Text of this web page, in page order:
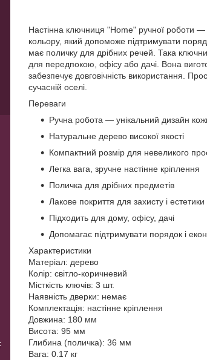
Настінна ключниця "Home" ручної роботи —
кольору, який допоможе підтримувати
має поличку для дрібних речей. Така
для передпокою, офісу або дачі. Вона
забезпечує довговічність використання.
сучасній оселі.
Переваги
Ручна робота — унікальний дизайн
Натуральне дерево високої якості
Компактний розмір для невеликого
Легка вага, зручне настінне кріплення
Поличка для дрібних предметів
Лакове покриття для захисту і естетики
Підходить для дому, офісу, дачі
Допомагає підтримувати порядок і
Характеристики
Матеріал: дерево
Колір: світло-коричневий
Місткість ключів: 3 шт.
Наявність дверки: немає
Комплектація: настінне кріплення
Довжина: 180 мм
Висота: 95 мм
Глибина (поличка): 36 мм
Вага: 0.17 кг
Україна